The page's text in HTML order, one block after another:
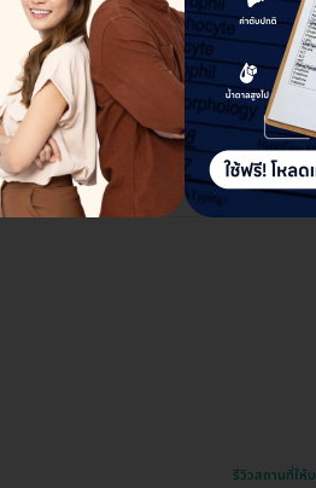
าไท 3 ศูนย์ส่องกล้องทางเดินอา
งปากคลองภาษีเจริญ เขตภาษีเจริญ กรุงเทพมหานคร 10160
ดูรายละเอียด
รีวิวสถานที่ให้